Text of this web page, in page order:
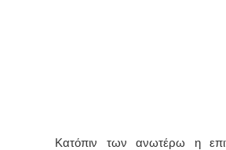
Κατόπιν των ανωτέρω η